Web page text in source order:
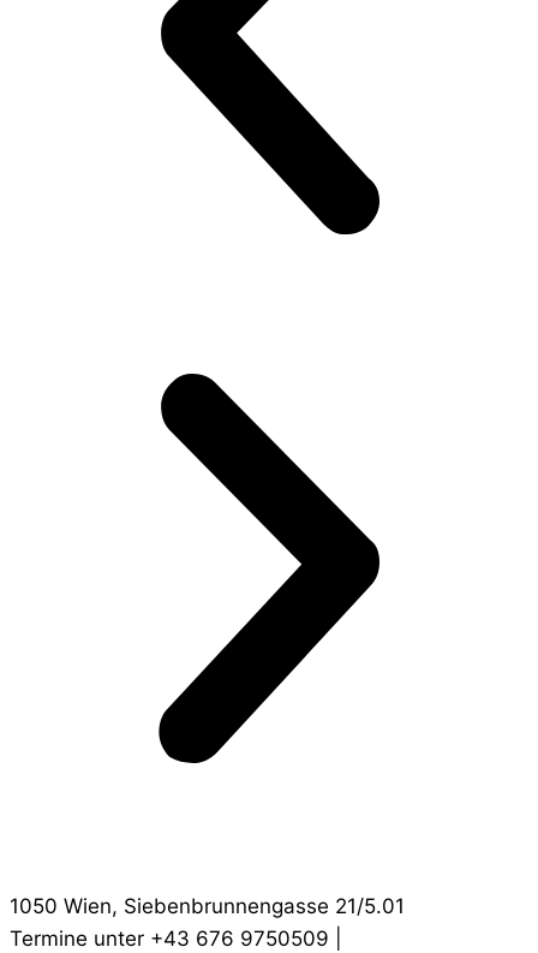
1050 Wien, Siebenbrunnengasse 21/5.01
Termine unter +43 676 9750509 |